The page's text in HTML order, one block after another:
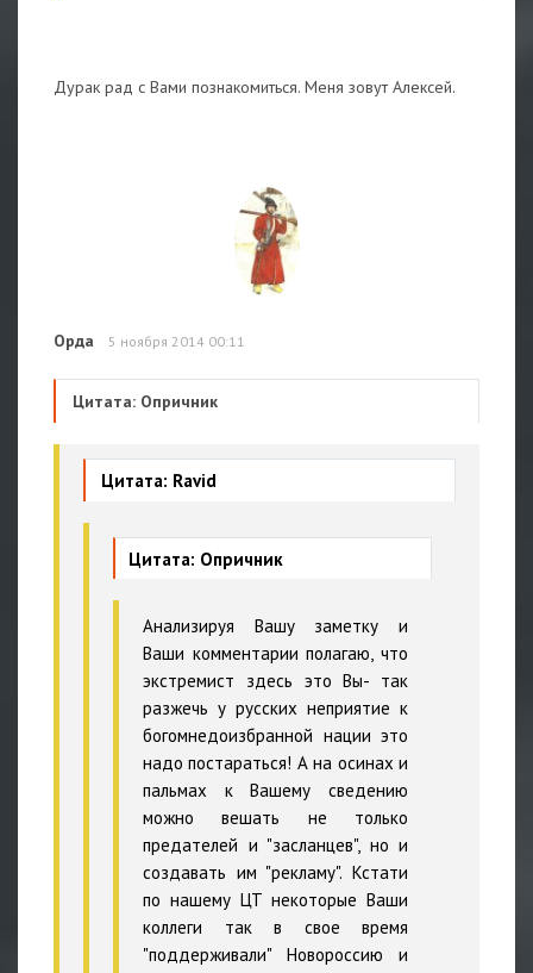
Дурак рад с Вами познакомиться. Меня зовут Алексей.
Орда 5 ноября 2014 00:11
Цитата: Опричник
Цитата: Ravid
Цитата: Опричник
Анализируя Вашу заметку и
Ваши комментарии полагаю, что
экстремист здесь это Вы- так
разжечь у русских неприятие к
богомнедоизбранной нации это
надо постараться! А на осинах и
пальмах к Вашему сведению
можно вешать не только
предателей и "засланцев", но и
создавать им "рекламу". Кстати
по нашему ЦТ некоторые Ваши
коллеги так в свое время
"поддерживали" Новороссию и